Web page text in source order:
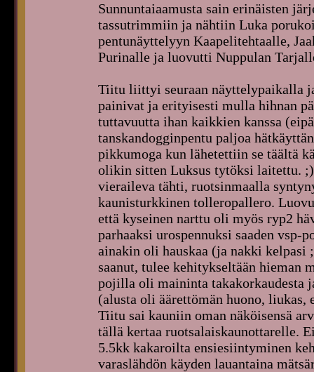
Sunnuntaiaamusta sain erinäisten
tassutrimmiin ja nähtiin Luka
pentunäyttelyyn Kaapelitehtaalle,
Purinalle ja luovutti Nuppulan
Tiitu liittyi seuraan näyttelypaikalla
painivat ja erityisesti mulla hihnan
tuttavuutta ihan kaikkien kanssa
tanskandogginpentu paljoa
pikkumoga kun lähetettiin se täältä
olikin sitten Luksus tytöksi laitettu.
vieraileva tähti, ruotsinmaalla
kaunisturkkinen tolleropallero.
että kyseinen narttu oli myös ryp2
parhaaksi urospennuksi saaden
ainakin oli hauskaa (ja nakki
saanut, tulee kehitykseltään hieman
pojilla oli maininta takakorkaudesta
(alusta oli äärettömän huono,
Tiitu sai kauniin oman näköisensä
tällä kertaa ruotsalaiskaunottarelle.
5.5kk kakaroilta ensiesiintyminen
varaslähdön käyden lauantaina